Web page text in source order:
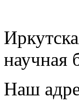
научная
Наш